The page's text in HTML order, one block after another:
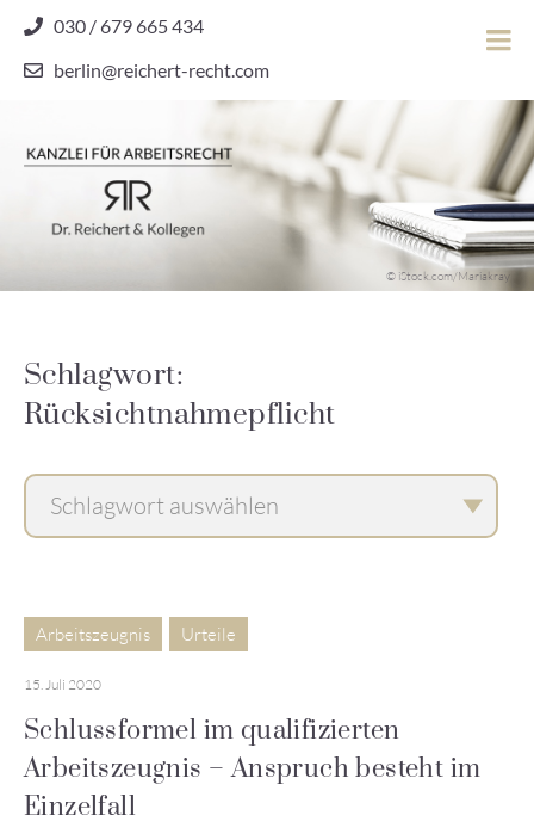
content
030 / 679 665 434
berlin@reichert-recht.com
Dr.
Reichert
© iStock.com/Mariakray
Schlagwort:
Rücksichtnahmepflicht
Arbeitszeugnis Urteile
15. Juli 2020
Schlussformel im qualifizierten
Arbeitszeugnis – Anspruch besteht im
Einzelfall